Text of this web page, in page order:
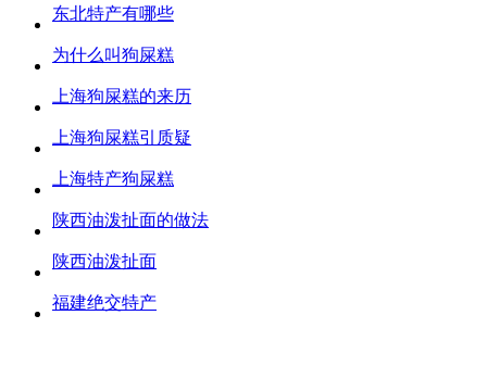
东北特产有哪些
为什么叫狗屎糕
上海狗屎糕的来历
上海狗屎糕引质疑
上海特产狗屎糕
陕西油泼扯面的做法
陕西油泼扯面
福建绝交特产